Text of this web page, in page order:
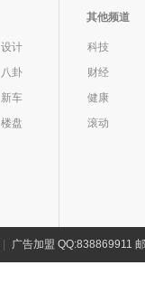
设计
八卦
新车
楼盘
其他频道
科技
财经
健康
滚动
广告加盟 QQ:838869911